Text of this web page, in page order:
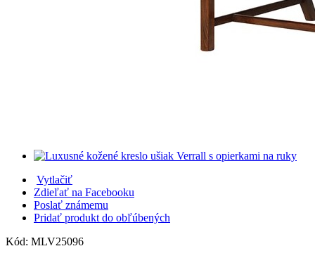
Vytlačiť
Zdieľať na Facebooku
Poslať známemu
Pridať produkt do obľúbených
Kód: MLV25096